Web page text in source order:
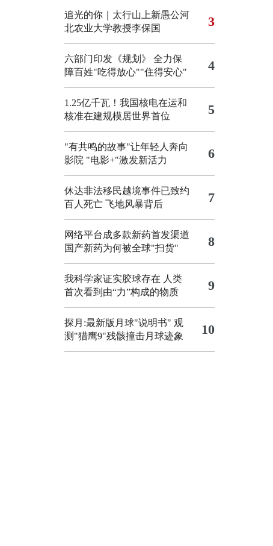
追光的你｜太行山上新愚公河
北农业大学教授李保国
3
六部门印发《规划》 全力保
障百姓"吃得放心""住得安心"
4
1.25亿千瓦！我国核电在运和
核准在建规模居世界首位
5
"有共鸣的故事"让年轻人奔向
影院 "电影+"激发新活力 6
休达非法移民越境事件已致约
百人死亡 飞地风暴背后 7
网络平台成多款新药首发渠道
国产新药为何被全球"扫货"
8
我科学家证实胶球存在 人类
首次看到由“力”构成的物质
9
探月:最新版月球"说明书" 观
测"猎鹰9"残骸撞击月球迹象
10